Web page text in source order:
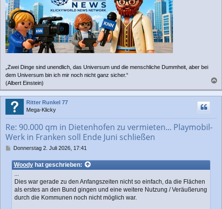
„Zwei Dinge sind unendlich, das Universum und die menschliche Dummheit, aber bei
dem Universum bin ich mir noch nicht ganz sicher.“
(Albert Einstein)
a
c
Ritter Runkel 77
Mega-Klicky
Re: 90.000 qm in Dietenhofen zu vermieten... Playmobil-
Werk in Franken soll Ende Juni schließen
B
i
t
Donnerstag 2. Juli 2026, 17:41
Woodyhat geschrieben:
Dies war gerade zu den Anfangszeiten nicht so einfach, da die Flächen
als erstes an den Bund gingen und eine weitere Nutzung / Veräußerung
durch die Kommunen noch nicht möglich war.